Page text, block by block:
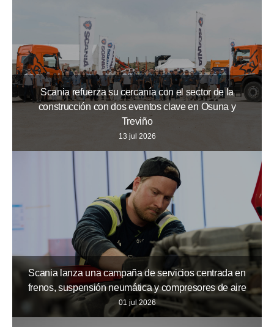
Scania refuerza su cercanía con el sector de la
construcción con dos eventos clave en Osuna y
Treviño
13 jul 2026
Scania lanza una campaña de servicios centrada en
frenos, suspensión neumática y compresores de aire
01 jul 2026